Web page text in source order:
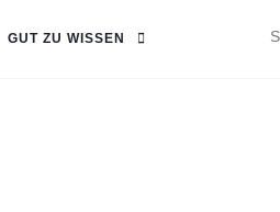
GUT ZU WISSEN